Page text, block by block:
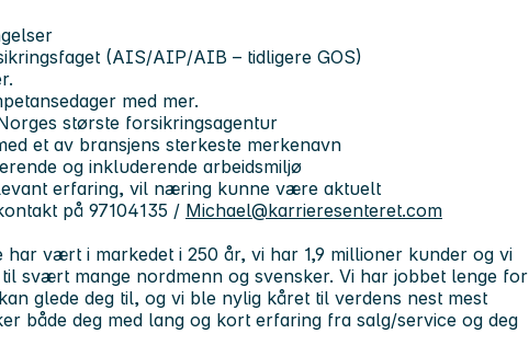
(AIS/AIP/AIB – tidligere GOS)
med mer.
største forsikringsagentur
et av bransjens sterkeste merkenavn
og inkluderende arbeidsmiljø
erfaring, vil næring kunne være aktuelt
på 97104135 / Michael@karrieresenteret.com
vært i markedet i 250 år, vi har 1,9 millioner kunder og vi
svært mange nordmenn og svensker. Vi har jobbet lenge for
glede deg til, og vi ble nylig kåret til verdens nest mest
både deg med lang og kort erfaring fra salg/service og deg